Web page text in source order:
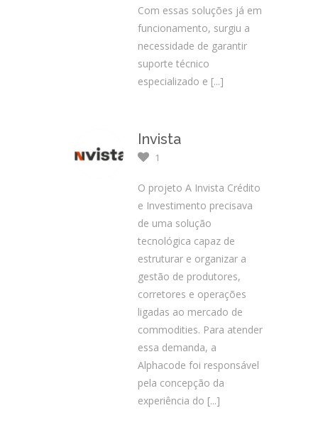
Com essas soluções já em
funcionamento, surgiu a
necessidade de garantir
suporte técnico
especializado e [...]
Invista
1
O projeto A Invista Crédito
e Investimento precisava
de uma solução
tecnológica capaz de
estruturar e organizar a
gestão de produtores,
corretores e operações
ligadas ao mercado de
commodities. Para atender
essa demanda, a
Alphacode foi responsável
pela concepção da
experiência do [...]